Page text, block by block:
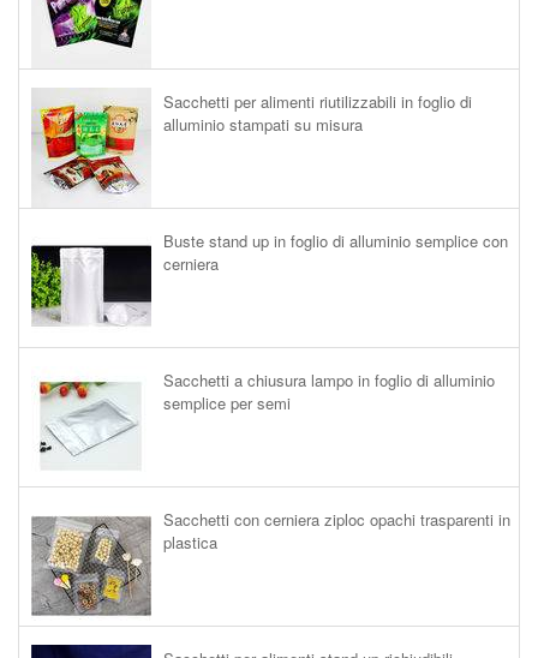
Sacchetti per alimenti riutilizzabili in foglio di
alluminio stampati su misura
Buste stand up in foglio di alluminio semplice con
cerniera
Sacchetti a chiusura lampo in foglio di alluminio
semplice per semi
Sacchetti con cerniera ziploc opachi trasparenti in
plastica